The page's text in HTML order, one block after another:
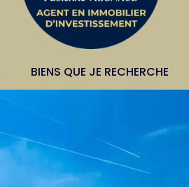
BIENS QUE JE RECHERCHE